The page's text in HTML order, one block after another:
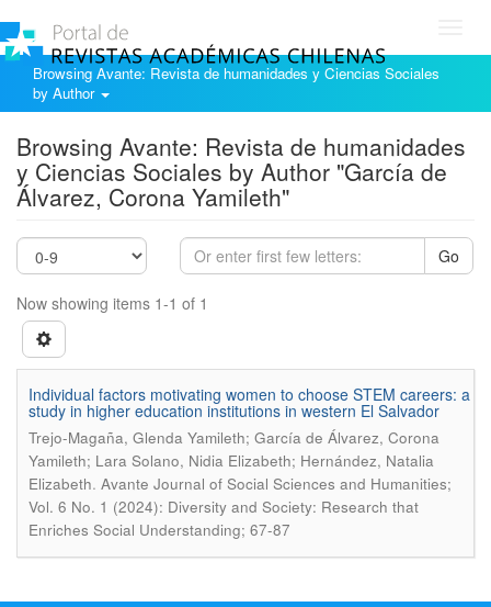
Browsing Avante: Revista de humanidades y Ciencias Sociales
by Author
Browsing Avante: Revista de humanidades
y Ciencias Sociales by Author "García de
Álvarez, Corona Yamileth"
Go
Now showing items 1-1 of 1
Individual factors motivating women to choose STEM careers: a
study in higher education institutions in western El Salvador
Trejo-Magaña, Glenda Yamileth; García de Álvarez, Corona
Yamileth; Lara Solano, Nidia Elizabeth; Hernández, Natalia
Elizabeth. Avante Journal of Social Sciences and Humanities;
Vol. 6 No. 1 (2024): Diversity and Society: Research that
Enriches Social Understanding; 67-87